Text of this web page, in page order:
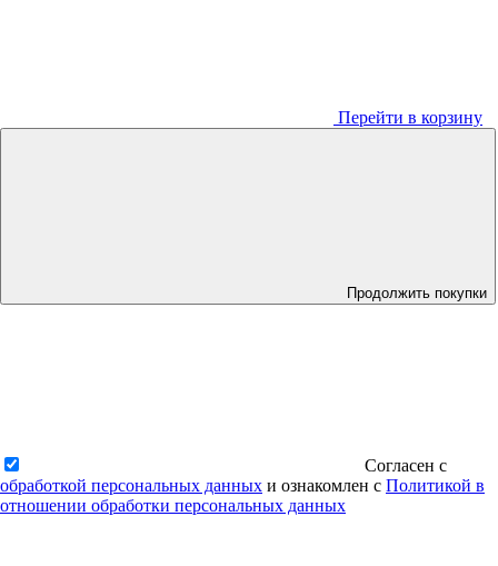
Перейти в корзину
Продолжить покупки
Согласен с
обработкой персональных данных и ознакомлен с Политикой в
отношении обработки персональных данных